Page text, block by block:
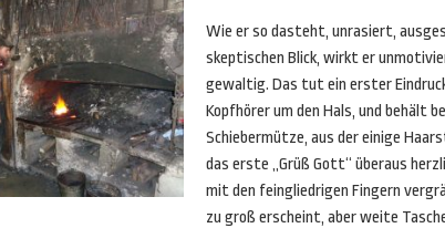
Wie er so dasteht, unrasiert,
skeptischen Blick, wirkt er
gewaltig. Das tut ein erster
Kopfhörer um den Hals, und behält
Schiebermütze, aus der einige
das erste „Grüß Gott“ überaus
mit den feingliedrigen Fingern
zu groß erscheint, aber weite